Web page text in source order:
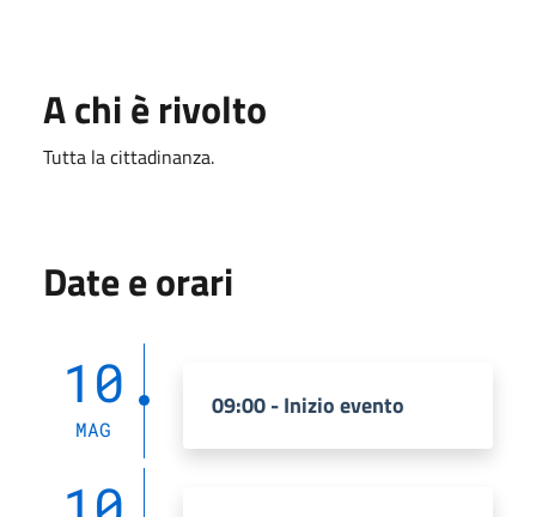
A chi è rivolto
Tutta la cittadinanza.
Date e orari
10
MAG
09:00 - Inizio evento